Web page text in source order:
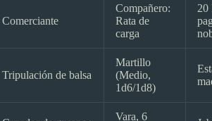
Comerciante
Compañero:
Rata de
carga
20
Tripulación de balsa
Martillo
(Medio,
1d6/1d8)
Vara, 6